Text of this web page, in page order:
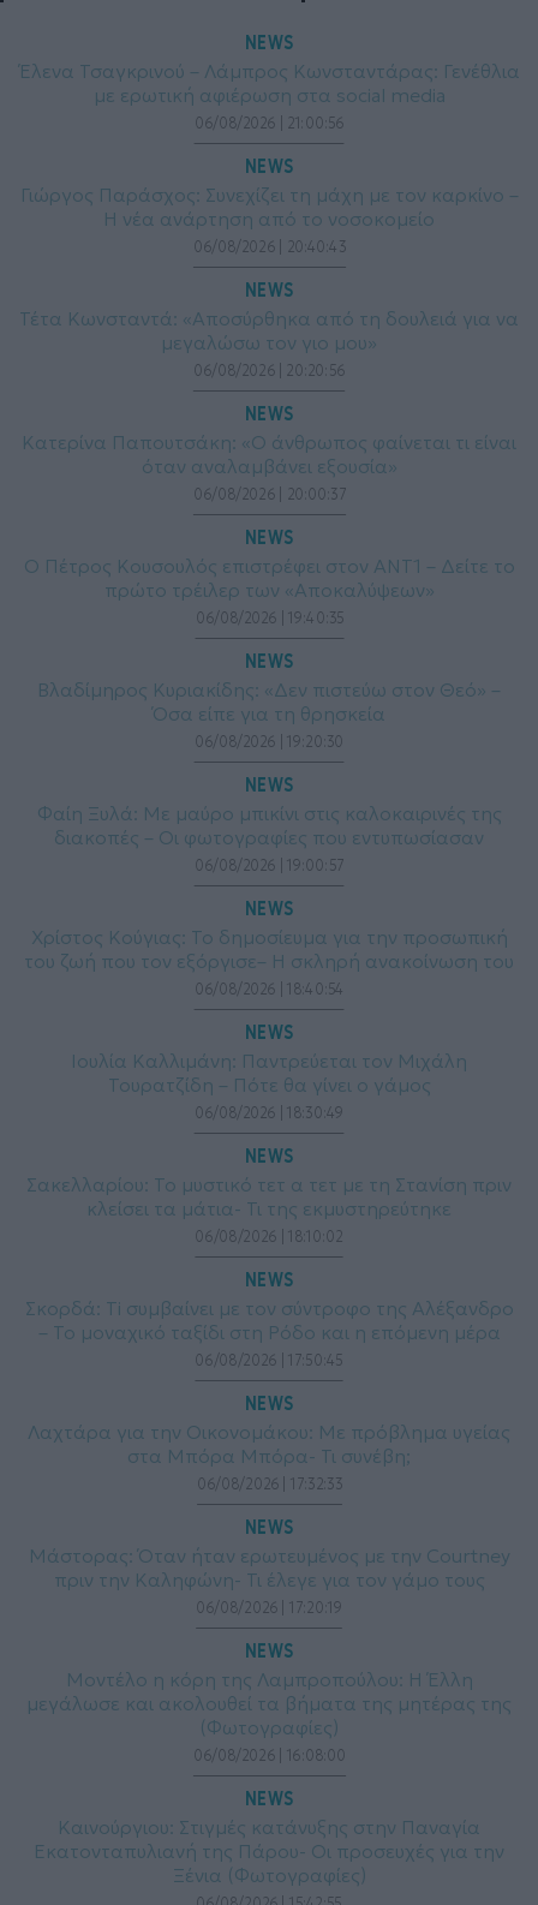
NEWS
Έλενα Τσαγκρινού – Λάμπρος Κωνσταντάρας: Γενέθλια
με ερωτική αφιέρωση στα social media
06/08/2026 | 21:00:56
NEWS
Γιώργος Παράσχος: Συνεχίζει τη μάχη με τον καρκίνο –
Η νέα ανάρτηση από το νοσοκομείο
06/08/2026 | 20:40:43
NEWS
Τέτα Κωνσταντά: «Αποσύρθηκα από τη δουλειά για να
μεγαλώσω τον γιο μου»
06/08/2026 | 20:20:56
NEWS
Κατερίνα Παπουτσάκη: «Ο άνθρωπος φαίνεται τι είναι
όταν αναλαμβάνει εξουσία»
06/08/2026 | 20:00:37
NEWS
Ο Πέτρος Κουσουλός επιστρέφει στον ΑΝΤ1 – Δείτε το
πρώτο τρέιλερ των «Αποκαλύψεων»
06/08/2026 | 19:40:35
NEWS
Βλαδίμηρος Κυριακίδης: «Δεν πιστεύω στον Θεό» –
Όσα είπε για τη θρησκεία
06/08/2026 | 19:20:30
NEWS
Φαίη Ξυλά: Με μαύρο μπικίνι στις καλοκαιρινές της
διακοπές – Οι φωτογραφίες που εντυπωσίασαν
06/08/2026 | 19:00:57
NEWS
Χρίστος Κούγιας: Το δημοσίευμα για την προσωπική
του ζωή που τον εξόργισε– Η σκληρή ανακοίνωση του
06/08/2026 | 18:40:54
NEWS
Ιουλία Καλλιμάνη: Παντρεύεται τον Μιχάλη
Τουρατζίδη – Πότε θα γίνει ο γάμος
06/08/2026 | 18:30:49
NEWS
Σακελλαρίου: Το μυστικό τετ α τετ με τη Στανίση πριν
κλείσει τα μάτια- Τι της εκμυστηρεύτηκε
06/08/2026 | 18:10:02
NEWS
Σκορδά: Ti συμβαίνει με τον σύντροφο της Αλέξανδρο
– Το μοναχικό ταξίδι στη Ρόδο και η επόμενη μέρα
06/08/2026 | 17:50:45
NEWS
Λαχτάρα για την Οικονομάκου: Με πρόβλημα υγείας
στα Μπόρα Μπόρα- Τι συνέβη;
06/08/2026 | 17:32:33
NEWS
Μάστορας: Όταν ήταν ερωτευμένος με την Courtney
πριν την Καληφώνη- Τι έλεγε για τον γάμο τους
06/08/2026 | 17:20:19
NEWS
Μοντέλο η κόρη της Λαμπροπούλου: H Έλλη
μεγάλωσε και ακολουθεί τα βήματα της μητέρας της
(Φωτογραφίες)
06/08/2026 | 16:08:00
NEWS
Καινούργιου: Στιγμές κατάνυξης στην Παναγία
Εκατονταπυλιανή της Πάρου- Οι προσευχές για την
Ξένια (Φωτογραφίες)